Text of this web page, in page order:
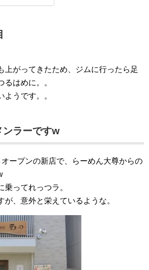
上がってきたため、ジムに行ったら足
るはめに。。
ようです。。
ンラーですw
ープンの新店で、らーめん大尊からの
乗ってれっつラ。
が、意外と栄えているような。